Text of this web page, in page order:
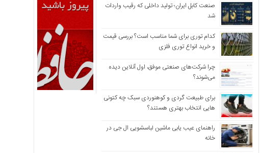
صنعت کابل ایران؛ تولید داخلی که رقیب واردات
شد
کدام توری برای شما مناسب است؟ بررسی قیمت
و خرید انواع توری فلزی
چرا شرکت‌های صنعتی موفق، اول آنلاین دیده
می‌شوند؟
برای طبیعت گردی و کوهنوردی سبک چه کتونی
هایی انتخاب بهتری هستند؟
راهنمای عیب یابی ماشین لباسشویی ال جی در
خانه